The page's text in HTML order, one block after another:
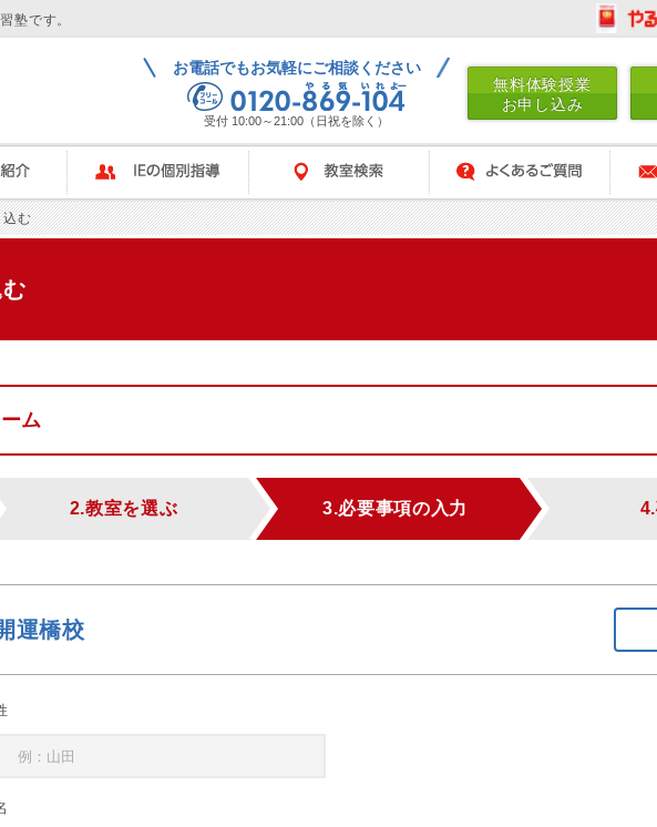
塾です。
お電話でもお気軽にご相談ください
受付 10:00～21:00（日祝を除く）
無料体験授業
お申し込み
IEの個別指導 教室検索 よくあるご質問 お問
む
ム
2.教室を選ぶ 3.必要事項の入力
運橋校